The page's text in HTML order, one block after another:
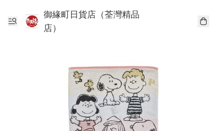
御緣町日貨店（荃灣精品
店）